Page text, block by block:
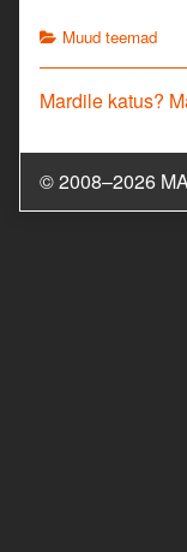
Categories
Muud teemad
Previous
Mardile katus?
© 2008–2026